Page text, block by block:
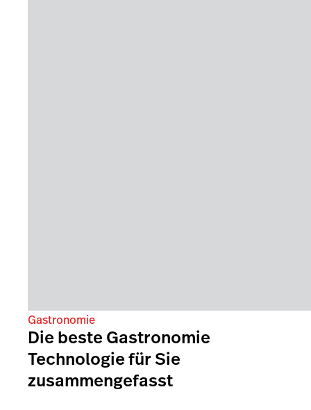
Gastronomie
Die beste Gastronomie
Technologie für Sie
zusammengefasst